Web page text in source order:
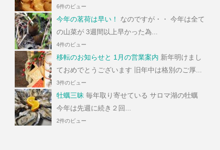
6件のビュー
今年の茗荷は早い！
なのですが・・ 今年は全て
の山菜が 3週間以上早かった為...
4件のビュー
移転のお知らせと 1月の営業案内 新年明けまし
ておめでとうございます 旧年中は格別のご厚...
3件のビュー
牡蠣三昧 毎年取り寄せている サロマ湖の牡蠣
今年は先週に続き２回...
2件のビュー